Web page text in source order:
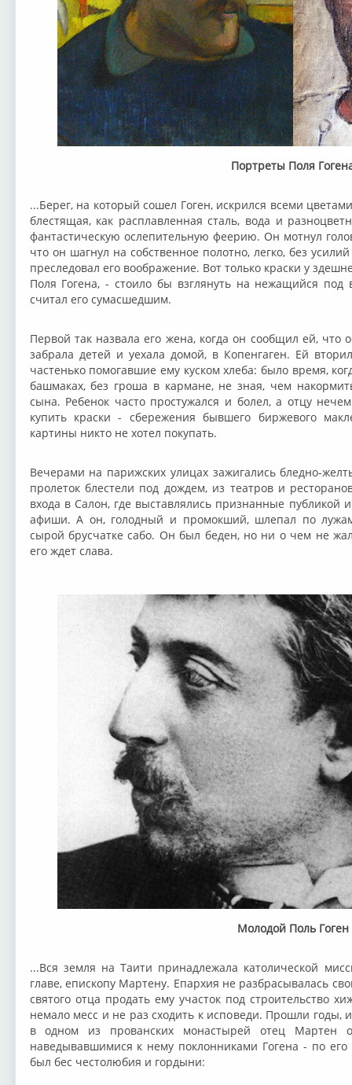
Портреты Поля
...Берег, на который сошел Гоген, искрился всеми
блестящая, как расплавленная сталь, вода и
фантастическую ослепительную феерию. Он мотнул
что он шагнул на собственное полотно, легко, без
преследовал его воображение. Вот только краски у
Поля Гогена, - стоило бы взглянуть на нежащийся
считал его сумасшедшим.
Первой так назвала его жена, когда он сообщил ей, что
забрала детей и уехала домой, в Копенгаген. Ей
частенько помогавшие ему куском хлеба: было время,
башмаках, без гроша в кармане, не зная, чем
сына. Ребенок часто простужался и болел, а отцу
купить краски - сбережения бывшего биржевого
картины никто не хотел покупать.
Вечерами на парижских улицах зажигались бледно-
пролеток блестели под дождем, из театров и
входа в Салон, где выставлялись признанные публикой
афиши. А он, голодный и промокший, шлепал по
сырой брусчатке сабо. Он был беден, но ни о чем не
его ждет слава.
Молодой Поль Гоген
...Вся земля на Таити принадлежала католической
главе, епископу Мартену. Епархия не разбрасывалась
святого отца продать ему участок под строительство
немало месс и не раз сходить к исповеди. Прошли годы,
в одном из прованских монастырей отец Мартен
наведывавшимися к нему поклонниками Гогена - по
был бес честолюбия и гордыни: